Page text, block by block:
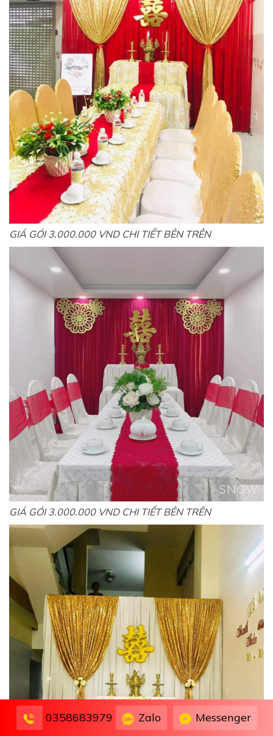
GIÁ GÓI 3.000.000 VND CHI TIẾT BÊN TRÊN
GIÁ GÓI 3.000.000 VND CHI TIẾT BÊN TRÊN
0358683979 Zalo Messenger